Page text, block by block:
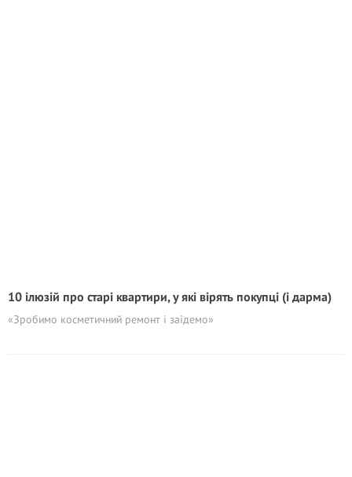
10 ілюзій про стаpi квартири, у які вірять покупці (і дарма)
«Зробимо косметичний ремонт і заїдемо»